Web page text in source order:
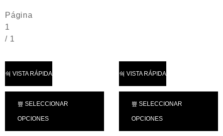
Página
1
/ 1
VISTA RÁPIDA
SELECCIONAR
OPCIONES
VISTA RÁPIDA
SELECCIONAR
OPCIONES